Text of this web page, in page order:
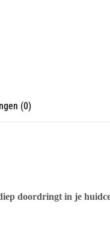
(0)
doordringt in je